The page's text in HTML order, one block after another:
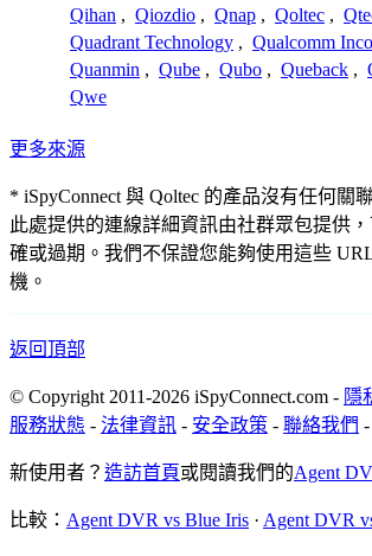
Qihan , Qiozdio , Qnap , Qoltec ,
Quadrant Technology , Qualcomm
Quanmin , Qube , Qubo , Queback ,
Qwe
更多來源
* iSpyConnect 與 Qoltec 的產品沒有任何關
此處提供的連線詳細資訊由社群眾包提供
確或過期。我們不保證您能夠使用這些
機。
返回頂部
© Copyright 2011-2026 iSpyConnect.com - 隱
服務狀態 - 法律資訊 - 安全政策 - 聯絡我們 -
新使用者？ 造訪首頁或閱讀我們的Agent
比較： Agent DVR vs Blue Iris · Agent DVR